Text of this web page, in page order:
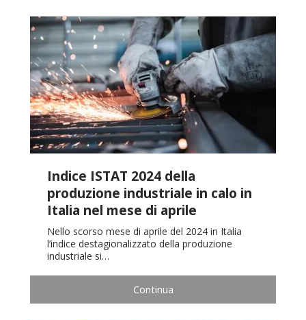
Indice ISTAT 2024 della
produzione industriale in calo in
Italia nel mese di aprile
Nello scorso mese di aprile del 2024 in Italia
l’indice destagionalizzato della produzione
industriale si…
Continua